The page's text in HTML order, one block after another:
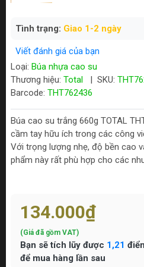
Tình trạng: Giao 1-2 ngày
Viết đánh giá của bạn
Loại: Búa nhựa cao su
Thương hiệu: Total SKU:
Barcode: THT762436
Búa cao su trắng 660g TOTAL
cầm tay hữu ích trong các công
Với trọng lượng nhẹ, độ bền cao
phẩm này rất phù hợp cho các
134.000₫
(Giá đã gồm VAT)
Bạn sẽ tích lũy được 1,21
để mua hàng lần sau